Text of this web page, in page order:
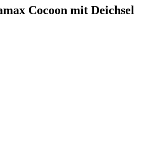
Cocoon mit Deichsel